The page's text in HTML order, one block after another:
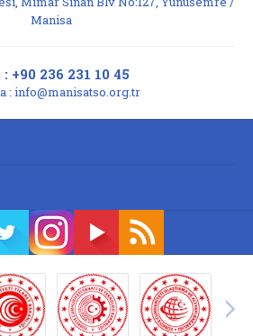
Manisa
+90 236 231 10 45
: info@manisatso.org.tr